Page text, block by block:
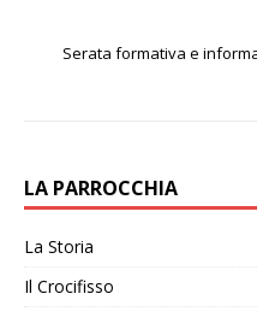
Serata formativa e
LA PARROCCHIA
La Storia
Il Crocifisso